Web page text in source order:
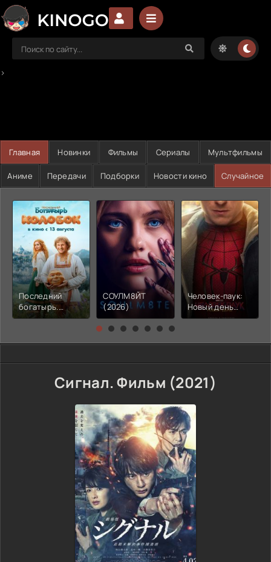
>
Главная Новинки Фильмы Сериалы Мультфильмы
Аниме Передачи Подборки Новости кино Случайное
Последний
богатырь.
Колобок (2026)
СОУЛМ8ЙТ
(2026)
Человек-паук:
Новый день
(2026)
Сигнал. Фильм (2021)